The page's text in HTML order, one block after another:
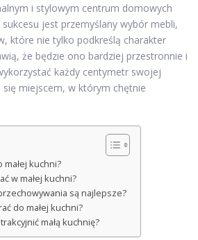
i stylowym centrum domowych
jest przemyślany wybór mebli,
które nie tylko podkreślą charakter
że będzie ono bardziej przestronnie i
każdy centymetr swojej
się miejscem, w którym chętnie
małej kuchni?
w małej kuchni?
są najlepsze?
do małej kuchni?
małą kuchnię?